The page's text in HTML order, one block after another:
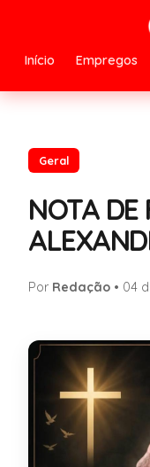
Início Empregos
Geral
NOTA DE
Por Redação • 04